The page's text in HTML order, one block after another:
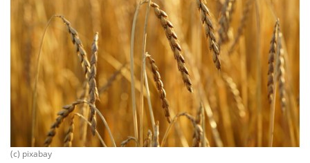
(c) pixabay